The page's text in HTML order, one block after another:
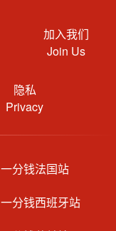
加入我们
Join Us
隐私
Privacy
一分钱法国站
一分钱西班牙站